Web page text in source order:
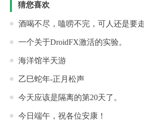
猜您喜欢
酒喝不尽，嗑唠不完，可人还是要
一个关于DroidFX激活的实验。
海洋馆半天游
乙巳蛇年-正月松声
今天应该是隔离的第20天了。
今日端午，祝各位安康！